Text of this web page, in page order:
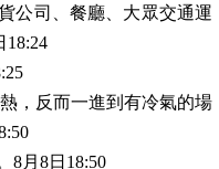
司、餐廳、大眾交通運
，反而一進到有冷氣的場
月8日18:50